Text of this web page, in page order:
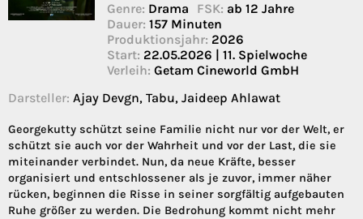
Genre: Drama FSK: ab 12 Jahre
Dauer: 157 Minuten
Produktionsjahr: 2026
Start: 22.05.2026 | 11. Spielwoche
Verleih: Getam Cineworld GmbH
Darsteller: Ajay Devgn, Tabu, Jaideep Ahlawat
Georgekutty schützt seine Familie nicht nur vor der Welt, er
schützt sie auch vor der Wahrheit und vor der Last, die sie
miteinander verbindet. Nun, da neue Kräfte, besser
organisiert und entschlossener als je zuvor, immer näher
rücken, beginnen die Risse in seiner sorgfältig aufgebauten
Ruhe größer zu werden. Die Bedrohung kommt nicht mehr